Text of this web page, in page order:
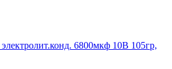
6800мкф 10В 105гр,